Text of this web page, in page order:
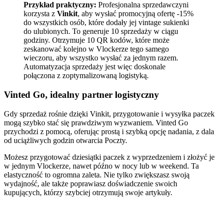
Przykład praktyczny: Profesjonalna sprzedawczyni
korzysta z Vinkit, aby wysłać promocyjną ofertę -15%
do wszystkich osób, które dodały jej vintage sukienki
do ulubionych. To generuje 10 sprzedaży w ciągu
godziny. Otrzymuje 10 QR kodów, które może
zeskanować kolejno w Vlockerze tego samego
wieczoru, aby wszystko wysłać za jednym razem.
Automatyzacja sprzedaży jest więc doskonale
połączona z zoptymalizowaną logistyką.
Vinted Go, idealny partner logistyczny
Gdy sprzedaż rośnie dzięki Vinkit, przygotowanie i wysyłka paczek
mogą szybko stać się prawdziwym wyzwaniem. Vinted Go
przychodzi z pomocą, oferując prostą i szybką opcję nadania, z dala
od uciążliwych godzin otwarcia Poczty.
Możesz przygotować dziesiątki paczek z wyprzedzeniem i złożyć je
w jednym Vlockerze, nawet późno w nocy lub w weekend. Ta
elastyczność to ogromna zaleta. Nie tylko zwiększasz swoją
wydajność, ale także poprawiasz doświadczenie swoich
kupujących, którzy szybciej otrzymują swoje artykuły.